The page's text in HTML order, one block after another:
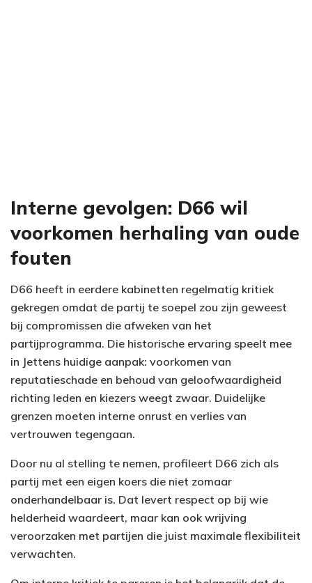
Interne gevolgen: D66 wil
voorkomen herhaling van oude
fouten
D66 heeft in eerdere kabinetten regelmatig kritiek
gekregen omdat de partij te soepel zou zijn geweest
bij compromissen die afweken van het
partijprogramma. Die historische ervaring speelt mee
in Jettens huidige aanpak: voorkomen van
reputatieschade en behoud van geloofwaardigheid
richting leden en kiezers weegt zwaar. Duidelijke
grenzen moeten interne onrust en verlies van
vertrouwen tegengaan.
Door nu al stelling te nemen, profileert D66 zich als
partij met een eigen koers die niet zomaar
onderhandelbaar is. Dat levert respect op bij wie
helderheid waardeert, maar kan ook wrijving
veroorzaken met partijen die juist maximale flexibiliteit
verwachten.